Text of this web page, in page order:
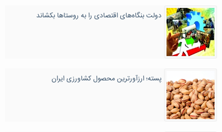
دولت بنگاه‌های اقتصادی را به روستاها بکشاند
پسته؛ ارزآورترین محصول کشاورزی ایران